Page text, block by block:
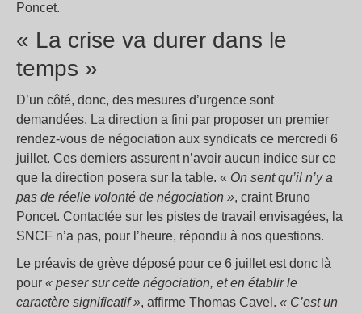
Poncet.
« La crise va durer dans le
temps »
D’un côté, donc, des mesures d’urgence sont
demandées. La direction a fini par proposer un premier
rendez-vous de négociation aux syndicats ce mercredi 6
juillet. Ces derniers assurent n’avoir aucun indice sur ce
que la direction posera sur la table. « On sent qu’il n’y a
pas de réelle volonté de négociation », craint Bruno
Poncet. Contactée sur les pistes de travail envisagées, la
SNCF n’a pas, pour l’heure, répondu à nos questions.
Le préavis de grève déposé pour ce 6 juillet est donc là
pour « peser sur cette négociation, et en établir le
caractère significatif », affirme Thomas Cavel. « C’est un